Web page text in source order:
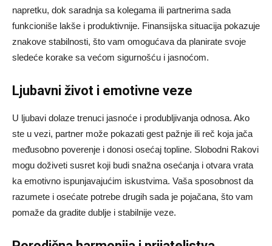
napretku, dok saradnja sa kolegama ili partnerima sada
funkcioniše lakše i produktivnije. Finansijska situacija pokazuje
znakove stabilnosti, što vam omogućava da planirate svoje
sledeće korake sa većom sigurnošću i jasnoćom.
Ljubavni život i emotivne veze
U ljubavi dolaze trenuci jasnoće i produbljivanja odnosa. Ako
ste u vezi, partner može pokazati gest pažnje ili reč koja jača
međusobno poverenje i donosi osećaj topline. Slobodni Rakovi
mogu doživeti susret koji budi snažna osećanja i otvara vrata
ka emotivno ispunjavajućim iskustvima. Vaša sposobnost da
razumete i osećate potrebe drugih sada je pojačana, što vam
pomaže da gradite dublje i stabilnije veze.